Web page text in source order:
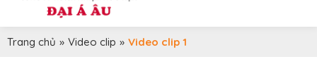
Trang chủ » Video clip » Video clip 1